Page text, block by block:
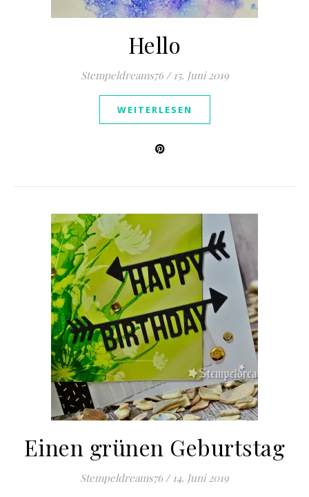
Hello
Stempeldreams76 / 15. Juni 2019
WEITERLESEN
Einen grünen Geburtstag
Stempeldreams76 / 14. Juni 2019